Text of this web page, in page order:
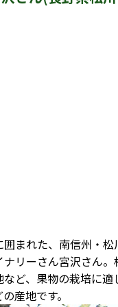
まれた、南信州・松
リーさん宮沢さん。
ど、果物の栽培に適
産地です。